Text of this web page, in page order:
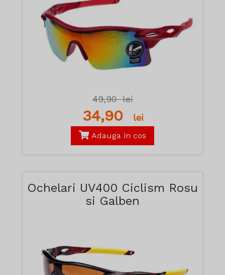
49,90lei
34,90 lei
Adauga in cos
Ochelari UV400 Ciclism Rosu
si Galben